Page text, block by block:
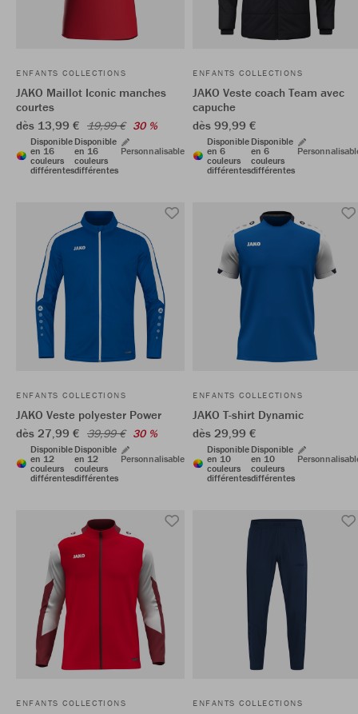
ENFANTS COLLECTIONS
JAKO Maillot Iconic manches
courtes
dès 13,99 € 19,99 € 30 %
Disponible
en 16
couleurs
différentes
Disponible
en 16
couleurs
différentes
Personnalisable
ENFANTS COLLECTIONS
JAKO Veste coach Team avec
capuche
dès 99,99 €
Disponible
en 6
couleurs
différentes
Disponible
en 6
couleurs
différentes
ENFANTS COLLECTIONS
JAKO Veste polyester Power
dès 27,99 € 39,99 € 30 %
Disponible
en 12
couleurs
différentes
Disponible
en 12
couleurs
différentes
Personnalisable
ENFANTS COLLECTIONS
JAKO T-shirt Dynamic
dès 29,99 €
Disponible
en 10
couleurs
différentes
Disponible
en 10
couleurs
différentes
ENFANTS COLLECTIONS ENFANTS COLLECTIONS